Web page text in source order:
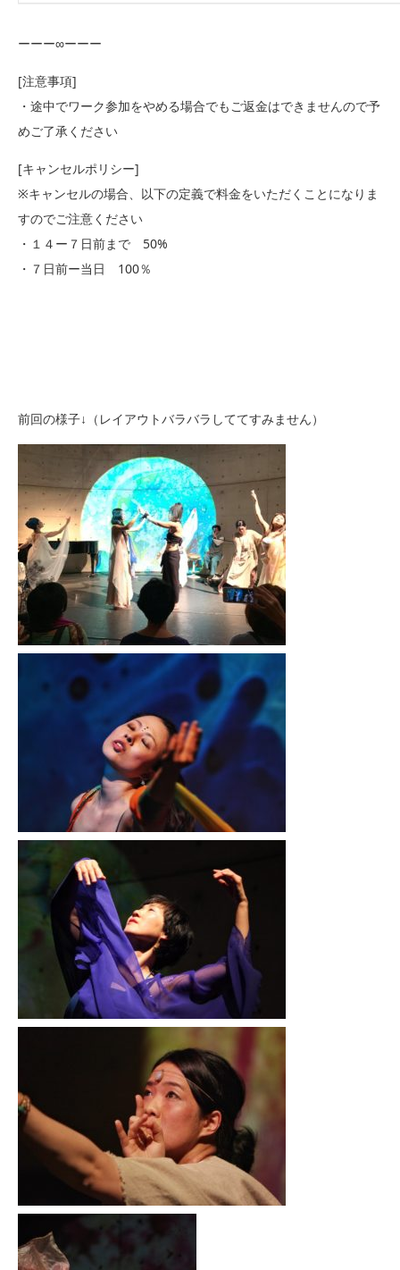
ーーー∞ーーー
[注意事項]
・途中でワーク参加をやめる場合でもご返金はできませんので予
めご了承ください
[キャンセルポリシー]
※キャンセルの場合、以下の定義で料金をいただくことになりま
すのでご注意ください
・１４ー７日前まで 50%
・７日前ー当日 100％
前回の様子↓（レイアウトバラバラしててすみません）